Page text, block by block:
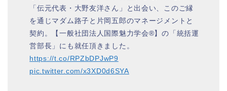
「伝元代表・大野友洋さん」と出会い、このご縁
を通じマダム路子と片岡五郎のマネージメントと
契約。【一般社団法人国際魅力学会®】の「統括運
営部長」にも就任頂きました。
https://t.co/RPZbDPJwP9
pic.twitter.com/x3XD0d6SYA